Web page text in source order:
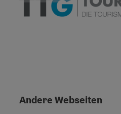
Andere Webseiten